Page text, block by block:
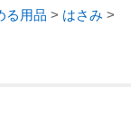
る用品 > はさみ >